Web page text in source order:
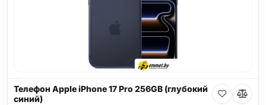
Телефон Apple iPhone 17 Pro 256GB (глубокий
синий)